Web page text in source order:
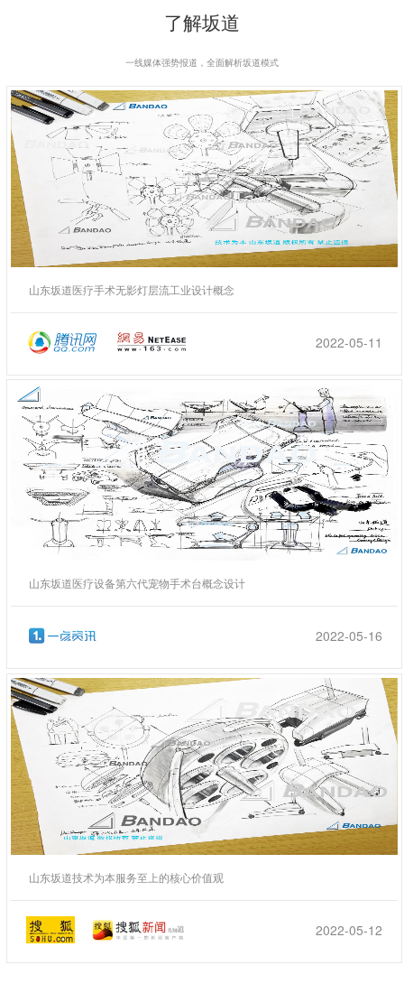
了解坂道
一线媒体强势报道，全面解析坂道模式
山东坂道医疗手术无影灯层流工业设计概念
2022-05-11
山东坂道医疗设备第六代宠物手术台概念设计
2022-05-16
山东坂道技术为本服务至上的核心价值观
2022-05-12